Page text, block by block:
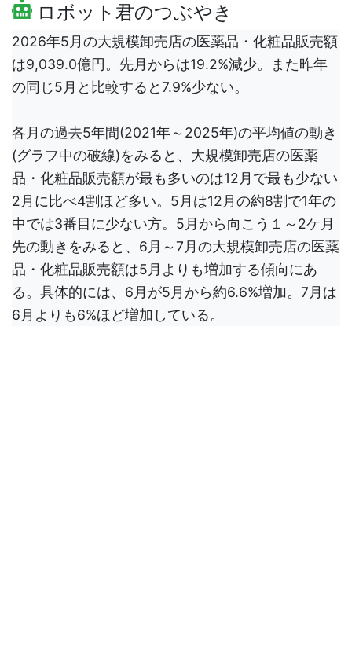
ロボット君のつぶやき
2026年5月の大規模卸売店の医薬品・化粧品販売額
は9,039.0億円。先月からは19.2%減少。また昨年
の同じ5月と比較すると7.9%少ない。
各月の過去5年間(2021年～2025年)の平均値の動き
(グラフ中の破線)をみると、大規模卸売店の医薬
品・化粧品販売額が最も多いのは12月で最も少ない
2月に比べ4割ほど多い。5月は12月の約8割で1年の
中では3番目に少ない方。5月から向こう１～2ケ月
先の動きをみると、6月～7月の大規模卸売店の医薬
品・化粧品販売額は5月よりも増加する傾向にあ
る。具体的には、6月が5月から約6.6%増加。7月は
6月よりも6%ほど増加している。